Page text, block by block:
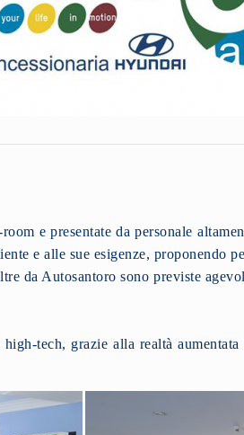
e presentate da personale
e alle sue esigenze, proponendo
da Autosantoro sono previste
tech, grazie alla realtà